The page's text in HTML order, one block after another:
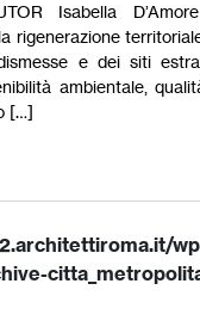
Isabella
rigenerazione
e dei siti
ambientale,
[…]